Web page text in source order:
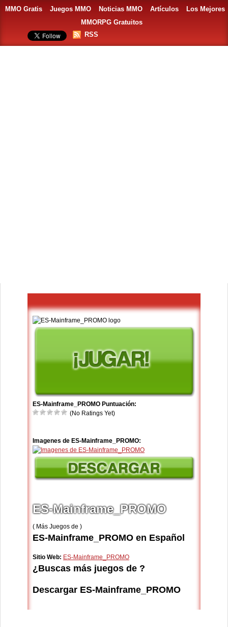
MMO Gratis Juegos MMO Noticias MMO Artículos
Los Mejores
MMORPG Gratuitos
RSS
ES-Mainframe_PROMO Puntuación:
(No Ratings Yet)
Imagenes de ES-Mainframe_PROMO:
ES-Mainframe_PROMO
( Más Juegos de )
ES-Mainframe_PROMO en Español
Sitio Web: ES-Mainframe_PROMO
¿Buscas más juegos de ?
Descargar ES-Mainframe_PROMO